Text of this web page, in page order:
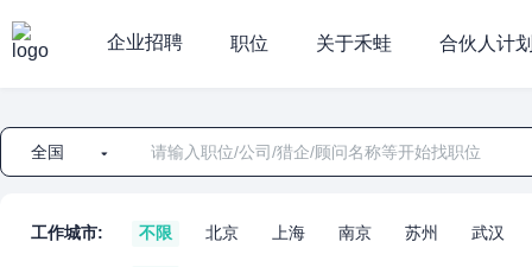
企业招聘 职位 关于禾蛙 合伙人计
全国
工作城市: 不限 北京 上海 南京 苏州 武汉